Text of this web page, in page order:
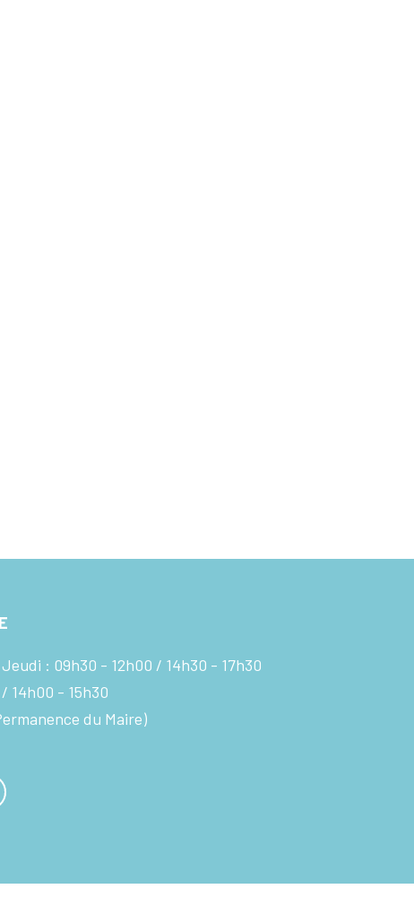
: 09h30 - 12h00
14h30 - 17h30
14h00 - 15h30
du Maire)